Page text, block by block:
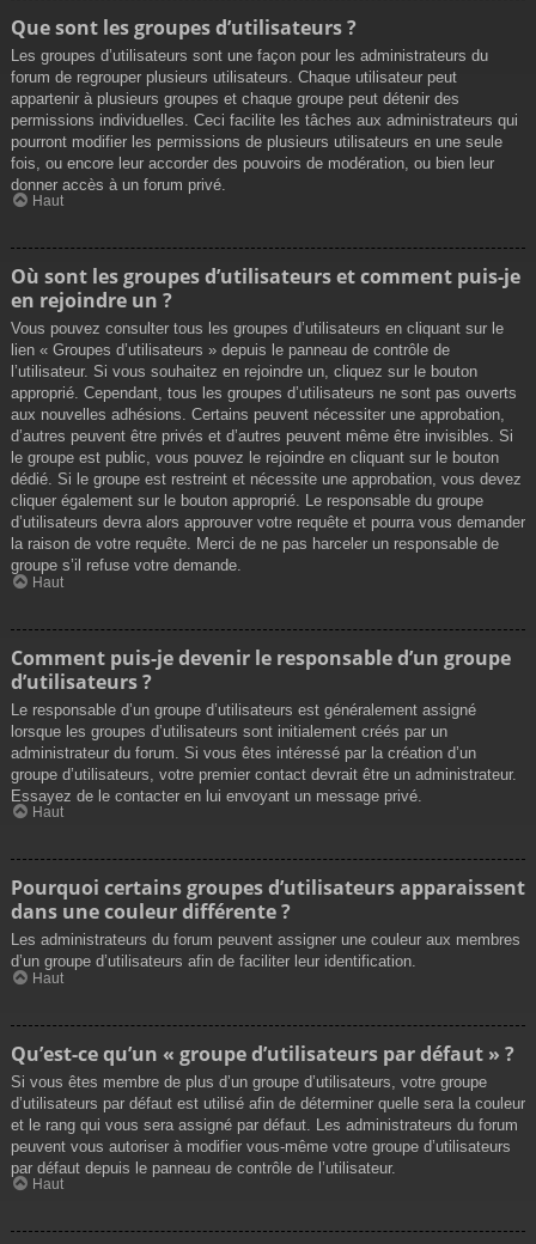
Que sont les groupes d’utilisateurs ?
Les groupes d’utilisateurs sont une façon pour les administrateurs du
forum de regrouper plusieurs utilisateurs. Chaque utilisateur peut
appartenir à plusieurs groupes et chaque groupe peut détenir des
permissions individuelles. Ceci facilite les tâches aux administrateurs qui
pourront modifier les permissions de plusieurs utilisateurs en une seule
fois, ou encore leur accorder des pouvoirs de modération, ou bien leur
donner accès à un forum privé.
Haut
Où sont les groupes d’utilisateurs et comment puis-je
en rejoindre un ?
Vous pouvez consulter tous les groupes d’utilisateurs en cliquant sur le
lien « Groupes d’utilisateurs » depuis le panneau de contrôle de
l’utilisateur. Si vous souhaitez en rejoindre un, cliquez sur le bouton
approprié. Cependant, tous les groupes d’utilisateurs ne sont pas ouverts
aux nouvelles adhésions. Certains peuvent nécessiter une approbation,
d’autres peuvent être privés et d’autres peuvent même être invisibles. Si
le groupe est public, vous pouvez le rejoindre en cliquant sur le bouton
dédié. Si le groupe est restreint et nécessite une approbation, vous devez
cliquer également sur le bouton approprié. Le responsable du groupe
d’utilisateurs devra alors approuver votre requête et pourra vous demander
la raison de votre requête. Merci de ne pas harceler un responsable de
groupe s’il refuse votre demande.
Haut
Comment puis-je devenir le responsable d’un groupe
d’utilisateurs ?
Le responsable d’un groupe d’utilisateurs est généralement assigné
lorsque les groupes d’utilisateurs sont initialement créés par un
administrateur du forum. Si vous êtes intéressé par la création d’un
groupe d’utilisateurs, votre premier contact devrait être un administrateur.
Essayez de le contacter en lui envoyant un message privé.
Haut
Pourquoi certains groupes d’utilisateurs apparaissent
dans une couleur différente ?
Les administrateurs du forum peuvent assigner une couleur aux membres
d’un groupe d’utilisateurs afin de faciliter leur identification.
Haut
Qu’est-ce qu’un « groupe d’utilisateurs par défaut » ?
Si vous êtes membre de plus d’un groupe d’utilisateurs, votre groupe
d’utilisateurs par défaut est utilisé afin de déterminer quelle sera la couleur
et le rang qui vous sera assigné par défaut. Les administrateurs du forum
peuvent vous autoriser à modifier vous-même votre groupe d’utilisateurs
par défaut depuis le panneau de contrôle de l’utilisateur.
Haut